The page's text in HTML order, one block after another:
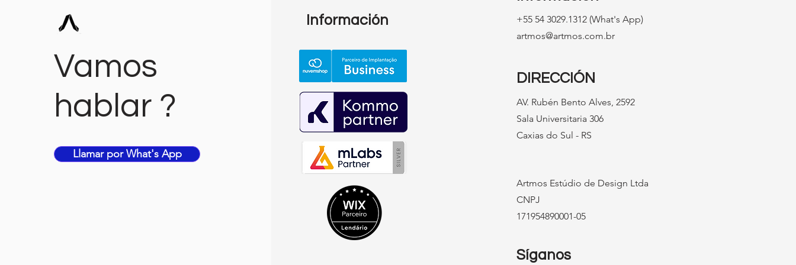
Vamos
hablar ?
Llamar por What's App
Información
+55 54 3029.1312 (What's App)
artmos@artmos.com.br
DIRECCIÓN
AV. Rubén Bento Alves, 2592
Sala Universitaria 306
Caxias do Sul - RS
Artmos Estúdio de Design Ltda
CNPJ
171954890001-05
Síganos